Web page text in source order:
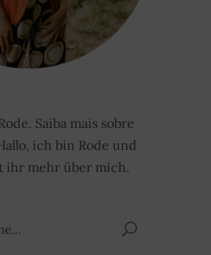
Saiba mais sobre
ich bin Rode und
ihr mehr über mich.